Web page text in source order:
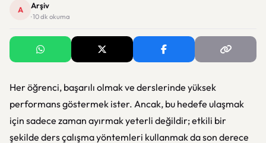
A Arşiv
· 10 dk okuma
Her öğrenci, başarılı olmak ve derslerinde yüksek
performans göstermek ister. Ancak, bu hedefe ulaşmak
için sadece zaman ayırmak yeterli değildir; etkili bir
şekilde ders çalışma yöntemleri kullanmak da son derece